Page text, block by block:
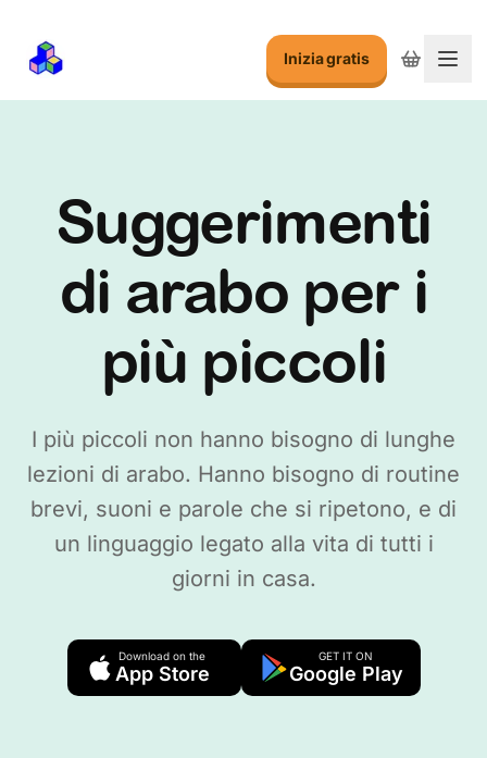
Inizia gratis
Suggerimenti
di arabo per i
più piccoli
I più piccoli non hanno bisogno di lunghe
lezioni di arabo. Hanno bisogno di routine
brevi, suoni e parole che si ripetono, e di
un linguaggio legato alla vita di tutti i
giorni in casa.
Download on the
App Store
GET IT ON
Google Play